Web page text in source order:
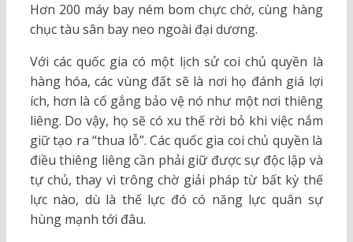
Hơn 200 máy bay ném bom chực chờ, cùng hàng
chục tàu sân bay neo ngoài đại dương.
Với các quốc gia có một lịch sử coi chủ quyền là
hàng hóa, các vùng đất sẽ là nơi họ đánh giá lợi
ích, hơn là cố gắng bảo vệ nó như một nơi thiêng
liêng. Do vậy, họ sẽ có xu thế rời bỏ khi việc nắm
giữ tạo ra “thua lỗ”. Các quốc gia coi chủ quyền là
điều thiêng liêng cần phải giữ được sự độc lập và
tự chủ, thay vì trông chờ giải pháp từ bất kỳ thế
lực nào, dù là thế lực đó có năng lực quân sự
hùng mạnh tới đâu.